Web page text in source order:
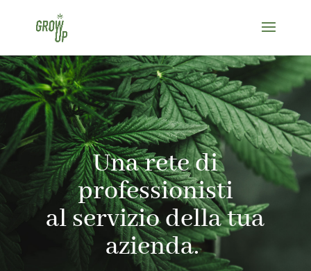
Una rete di
professionisti
al servizio della tua
azienda.